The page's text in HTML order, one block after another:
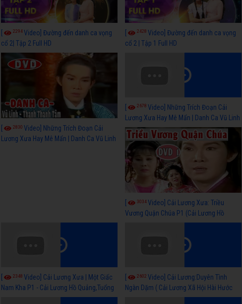
2294Video] Đường đến danh ca vọng
cổ 2| Tập 2 Full HD
2428 Video] Đường đến danh ca vọng
cổ 2 | Tập 1 Full HD
2830 Video] Những Trích Đoạn Cải
Lương Xưa Hay Mê Mẩn | Danh Ca Vũ Linh
2678 Video] Những Trích Đoạn Cải
Lương Xưa Hay Mê Mẩn | Danh Ca Vũ Linh
P2
3034Video] Cải Lương Xưa: Triều
Vương Quận Chúa P1 (Cải Lương Hồ
2348 Video] Cải Lương Xưa | Một Giấc
Nam Kha P1 - Cải Lương Hồ Quảng,Tuổng
2602 Video] Cải Lương:Duyên Tình
Ngàn Dặm ( Cải Lương Xã Hội Hài Hước